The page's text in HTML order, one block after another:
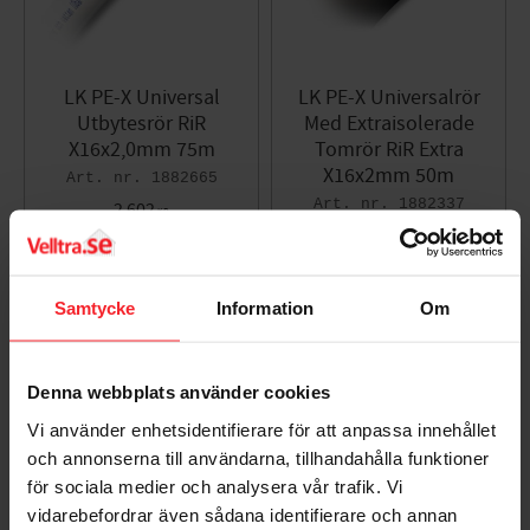
Samtycke Information Om
Denna webbplats använder cookies
Vi använder enhetsidentifierare för att anpassa innehållet
och annonserna till användarna, tillhandahålla funktioner
för sociala medier och analysera vår trafik. Vi
vidarebefordrar även sådana identifierare och annan
ULC-märkt: Nej
LK PE-X Universal
Utbytesrör RiR
X16x2,0mm 75m
1882665
2 602KR
LK PE-X Universalrör
Med Extraisolerade
Tomrör RiR Extra
X16x2mm 50m
1882337
3 437KR